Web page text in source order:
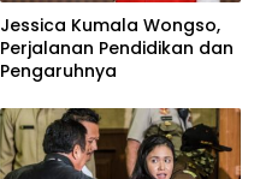
Jessica Kumala Wongso,
Perjalanan Pendidikan dan
Pengaruhnya